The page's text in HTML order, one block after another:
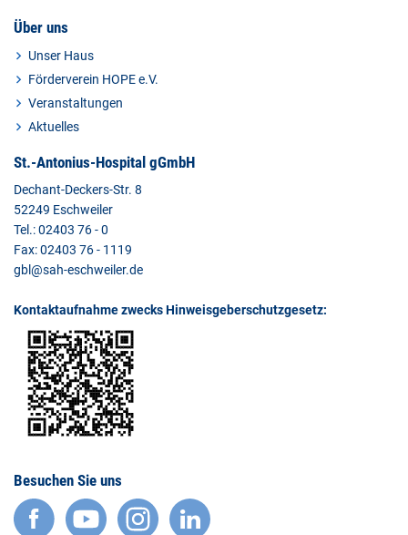
Über uns
Unser Haus
Förderverein HOPE e.V.
Veranstaltungen
Aktuelles
St.-Antonius-Hospital gGmbH
Dechant-Deckers-Str. 8
52249 Eschweiler
Tel.: 02403 76 - 0
Fax: 02403 76 - 1119
gbl@sah-eschweiler.de
Kontaktaufnahme zwecks Hinweisgeberschutzgesetz:
Besuchen Sie uns
facebook
YouTube
Instagram